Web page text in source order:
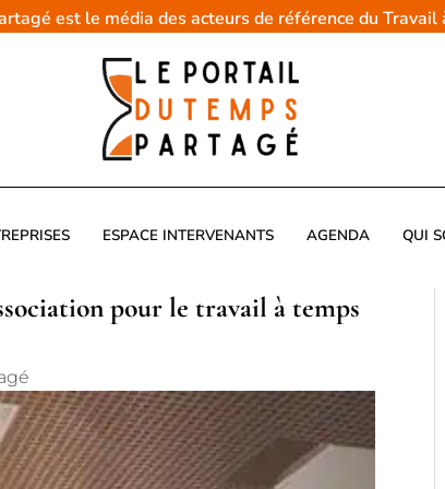
est le média des acteurs de référence du
ESPACE INTERVENANTS AGENDA QUI
pour le travail à temps